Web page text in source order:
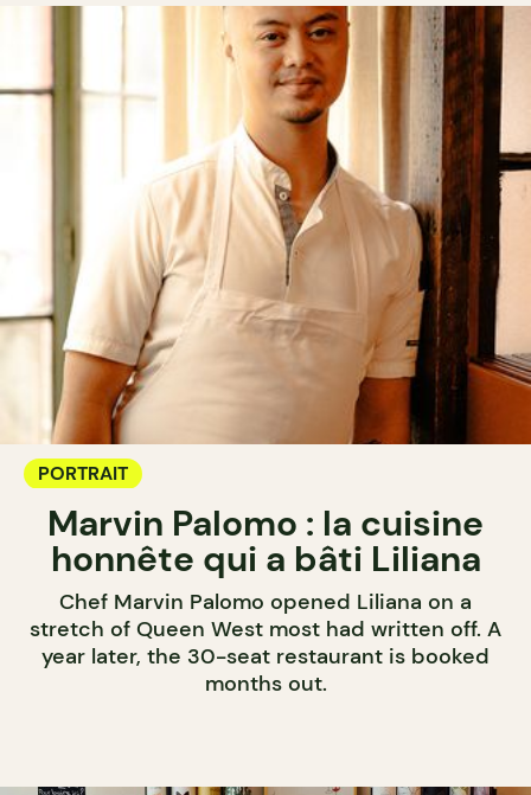
PORTRAIT
Marvin Palomo : la cuisine
honnête qui a bâti Liliana
Chef Marvin Palomo opened Liliana on a
stretch of Queen West most had written off. A
year later, the 30-seat restaurant is booked
months out.